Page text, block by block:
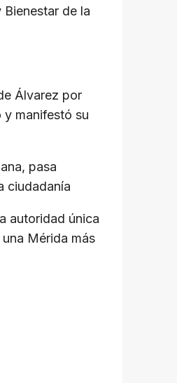
de la
Álvarez por
manifestó su
pasa
ciudadanía
autoridad única
Mérida más